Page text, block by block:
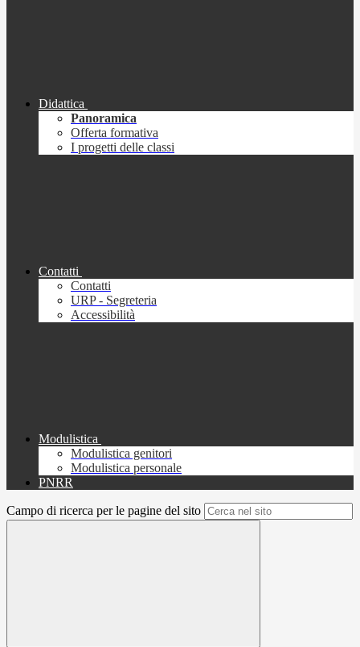
Didattica
Panoramica
Offerta formativa
I progetti delle classi
Contatti
Contatti
URP - Segreteria
Accessibilità
Modulistica
Modulistica genitori
Modulistica personale
PNRR
Campo di ricerca per le pagine del sito